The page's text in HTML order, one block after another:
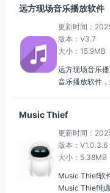
多个播放列表
远方现场音乐播放软件
更新时间：
版本：V3.7
大小：15.9MB
远方现场音乐
音乐播放软件
和音轨，能够
态。
Music Thief
更新时间：
版本：V1.0.3.6
大小：5.38MB
Music Thief软
Music Thief电